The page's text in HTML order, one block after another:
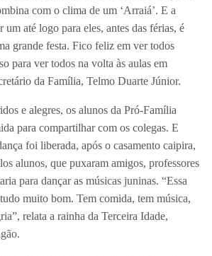
com o clima de um ‘Arraiá’. E a
até logo para eles, antes das férias, é
grande festa. Fico feliz em ver todos
para ver todos na volta às aulas em
da Família, Telmo Duarte Júnior.
e alegres, os alunos da Pró-Família
para compartilhar com os colegas. E
foi liberada, após o casamento caipira,
alunos, que puxaram amigos, professores
para dançar as músicas juninas. “Essa
muito bom. Tem comida, tem música,
relata a rainha da Terceira Idade,